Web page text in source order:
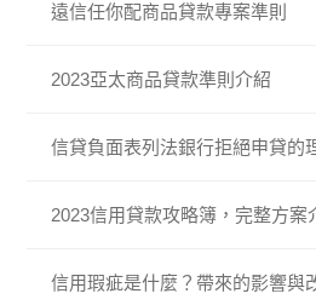
遠信任你配商品貸款專案準則
2023亞太商品貸款準則介紹
信貸負面表列法銀行拒絕申貸的
2023信用貸款攻略簿，完整方案
信用瑕疵是什麼？帶來的影響與